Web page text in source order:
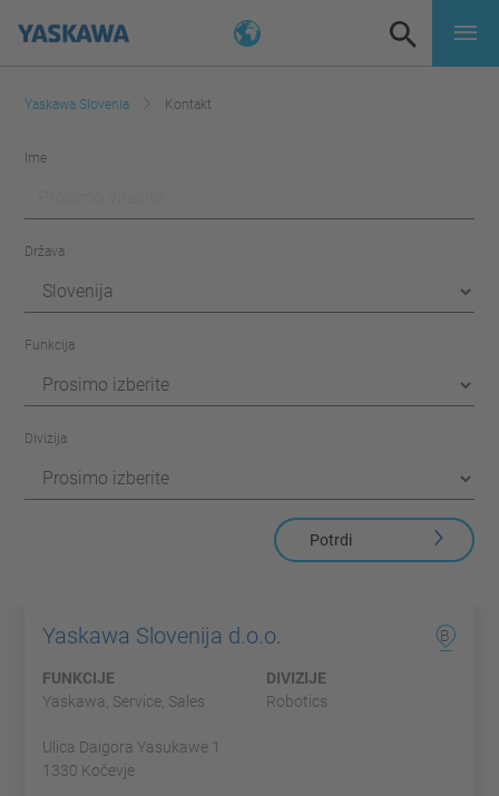
Yaskawa Slovenia Kontakt
Ime
Država
Funkcija
Divizija
Potrdi
Yaskawa Slovenija d.o.o. B
FUNKCIJE
Yaskawa, Service, Sales
DIVIZIJE
Robotics
Ulica Daigora Yasukawe 1
1330 Kočevje